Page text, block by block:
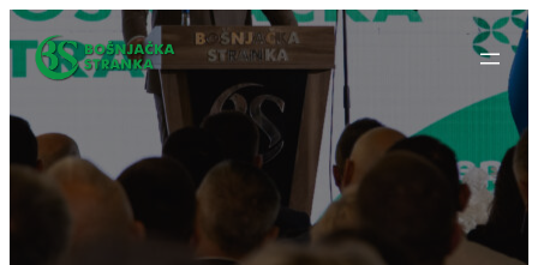
Idi
na
sadržaj